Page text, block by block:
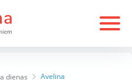
dienas Avelina